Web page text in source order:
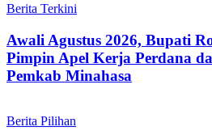
Berita Terkini
Awali Agustus 2026, Bupati
Pimpin Apel Kerja Perdana
Pemkab Minahasa
Berita Pilihan